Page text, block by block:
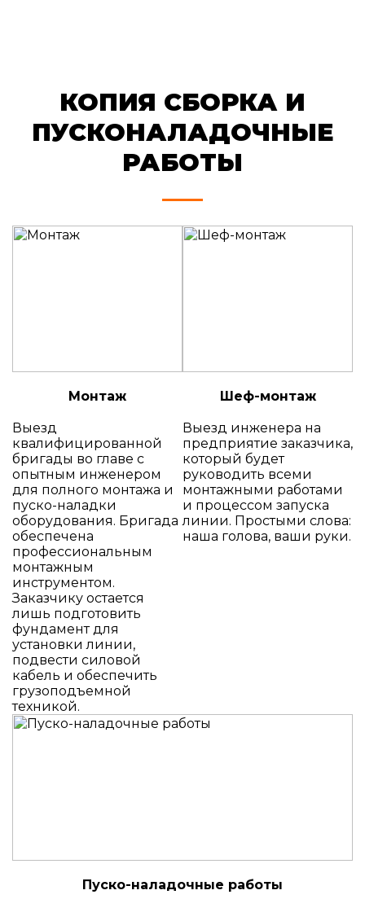
КОПИЯ СБОРКА И
ПУСКОНАЛАДОЧНЫЕ
РАБОТЫ
Монтаж
Выезд
квалифицированной
бригады во главе с
опытным инженером
для полного монтажа и
пуско-наладки
оборудования. Бригада
обеспечена
профессиональным
монтажным
инструментом.
Заказчику остается
лишь подготовить
фундамент для
установки линии,
подвести силовой
кабель и обеспечить
грузоподъемной
техникой.
Шеф-монтаж
Выезд инженера на
предприятие заказчика,
который будет
руководить всеми
монтажными работами
и процессом запуска
линии. Простыми слова:
наша голова, ваши руки.
Пуско-наладочные работы